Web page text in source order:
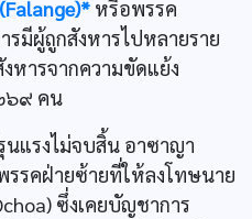
หรือพรรค
มีผู้ถูกสังหารไปหลายราย
หารจากความขัดแย้ง
๖๙ คน
นแรงไม่จบสิ้น อาซาญา
รรคฝ่ายซ้ายที่ให้ลงโทษนาย
ซึ่งเคยบัญชาการ